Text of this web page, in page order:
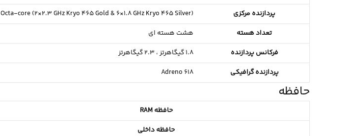
پردازنده مرکزی
Octa-core (2×2.3 GHz Kryo 465 Gold & 6×1.8 GHz Kryo 465 Silver)
تعداد هسته
هشت هسته ای
فرکانس پردازنده
1.8 گیگاهرتز ،
2.3 گیگاهرتز
پردازنده گرافیکی
Adreno 618
حافظه
حافظه RAM
حافظه داخلی